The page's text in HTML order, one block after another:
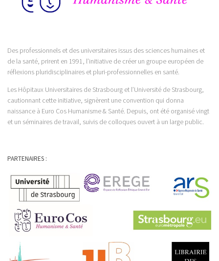
Des professionnels et des universitaires issus des sciences humaines et
de la santé, prirent en 1991, l’initiative de créer un groupe européen de
réflexions pluridisciplinaires et pluri-professionnelles en santé.
Les Hôpitaux Universitaires de Strasbourg et l’Université de Strasbourg,
cautionnant cette initiative, signèrent une convention qui donna
naissance à Euro Cos Humanisme & Santé. Depuis, ont été organisé vingt
et un séminaires de travail, suivis de colloques ouvert à un large public.
PARTENAIRES :